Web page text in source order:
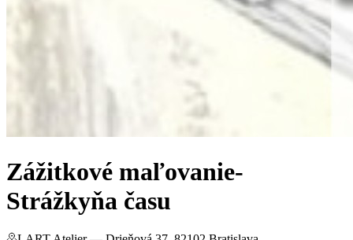
Zážitkové maľovanie-
Strážkyňa času